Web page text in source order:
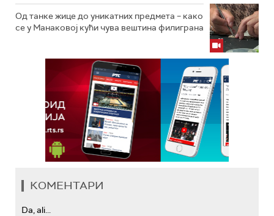
Од танке жице до уникатних предмета – како
се у Манаковој кући чува вештина филиграна
КОМЕНТАРИ
Da, ali...